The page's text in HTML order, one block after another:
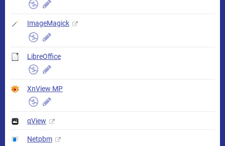
ImageMagick
LibreOffice
XnView MP
qView
Netpbm